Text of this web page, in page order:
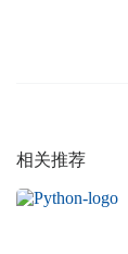
相关推荐